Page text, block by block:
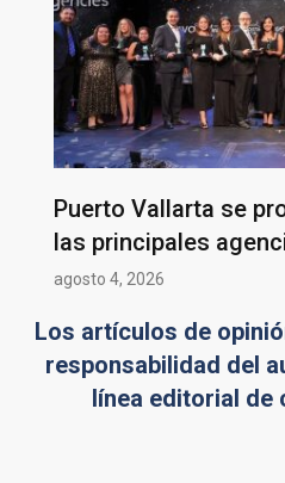
Puerto Vallarta se
las principales
agosto 4, 2026
Los artículos de
responsabilidad del
línea editorial de